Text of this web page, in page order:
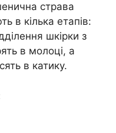
страва
в кілька етапів:
шкірки з
в молоці, а
в катику.